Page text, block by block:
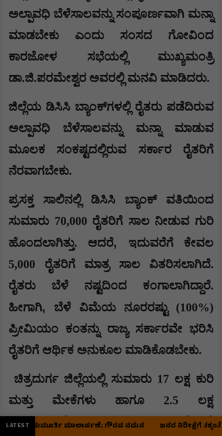
ಅಲ್ಪಾವಧಿ ಬೆಳೆಸಾಲವನ್ನು ಸಂಪೂರ್ಣವಾಗಿ ಮನ್ನಾ
ಮಾಡಬೇಕು ಎಂದು ಸಂಸದ ಗೋವಿಂದ
ಕಾರಜೋಳ ಸಭೆಯಲ್ಲಿ ಮುಖ್ಯಮಂತ್ರಿ
ಡಾ.ಜಿ.ಪರಮೇಶ್ವರ ಅವರಲ್ಲಿ ಮನವಿ ಮಾಡಿದರು.
ಜಿಲ್ಲೆಯ ಡಿಸಿಸಿ ಬ್ಯಾಂಕ್‌ಗಳಲ್ಲಿ ರೈತರು ಪಡೆದಿರುವ
ಅಲ್ಪಾವಧಿ ಬೆಳೆಸಾಲವನ್ನು ಮನ್ನಾ ಮಾಡುವ
ಮೂಲಕ ಸಂಕಷ್ಟದಲ್ಲಿರುವ ಸರ್ಕಾರ ರೈತರಿಗೆ
ನೆರವಾಗಬೇಕು.
ಪ್ರಸಕ್ತ ಸಾಲಿನಲ್ಲಿ ಡಿಸಿಸಿ ಬ್ಯಾಂಕ್ ವತಿಯಿಂದ
ಸುಮಾರು 70,000 ರೈತರಿಗೆ ಸಾಲ ನೀಡುವ ಗುರಿ
ಹೊಂದಲಾಗಿತ್ತು. ಆದರೆ, ಇದುವರೆಗೆ ಕೇವಲ
5,000 ರೈತರಿಗೆ ಮಾತ್ರ ಸಾಲ ವಿತರಿಸಲಾಗಿದೆ.
ರೈತರು ಬೆಳೆ ನಷ್ಟದಿಂದ ಕಂಗಾಲಾಗಿದ್ದಾರೆ.
ಹೀಗಾಗಿ, ಬೆಳೆ ವಿಮೆಯ ನೂರರಷ್ಟು (100%)
ಪ್ರೀಮಿಯಂ ಕಂತನ್ನು ರಾಜ್ಯ ಸರ್ಕಾರವೇ ಭರಿಸಿ
ರೈತರಿಗೆ ಆರ್ಥಿಕ ಅನುಕೂಲ ಮಾಡಿಕೊಡಬೇಕು.
ಚಿತ್ರದುರ್ಗ ಜಿಲ್ಲೆಯಲ್ಲಿ ಸುಮಾರು 17 ಲಕ್ಷ ಕುರಿ
ಮತ್ತು ಮೇಕೆಗಳು ಹಾಗೂ 2.5 ಲಕ್ಷ
ದನಕರುಗಳಿವೆ. ಪ್ರಸ್ತುತ ಜಿಲ್ಲೆಯಲ್ಲಿ
LATEST ಮಾಲಾರ್ಪಣೆ; ಗೌರವ ನಮನ ಜನರ ನಿರೀಕ್ಷೆಗೆ ತಕ್ಕಂತೆ